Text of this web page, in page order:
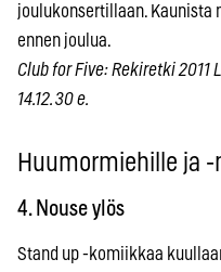
joulukonsertillaan. Kaunista
ennen joulua.
Club for Five: Rekiretki 2011
14.12. 30 e.
Huumormiehille ja -
4. Nouse ylös
Stand up -komiikkaa